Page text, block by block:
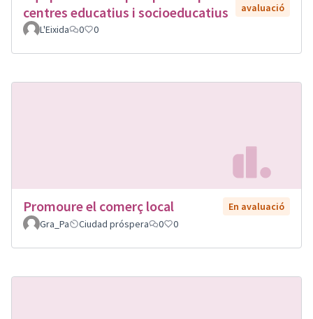
centres educatius i socioeducatius
avaluació
L'Eixida
0 0
Promoure el comerç local
En avaluació
Gra_Pa
Ciudad próspera 0 0